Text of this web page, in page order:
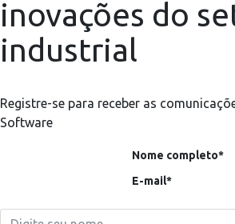
inovações do
industrial
Registre-se para receber as
Software
Nome completo*
E-mail*